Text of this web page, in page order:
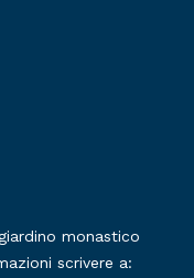
monastico
scrivere a: